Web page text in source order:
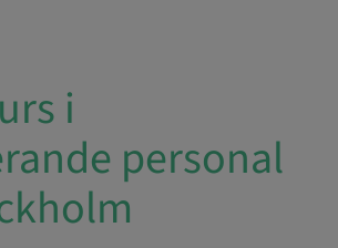
i
personal